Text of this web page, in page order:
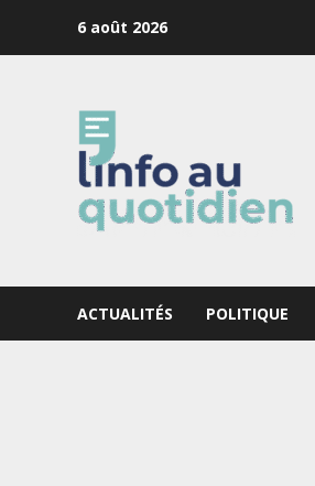
6 août 2026
ACTUALITÉS POLITIQUE